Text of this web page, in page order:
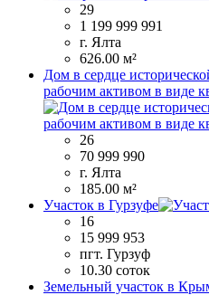
29
1 199 999 991
г. Ялта
626.00 м²
Дом в сердце
рабочим активом в виде
26
70 999 990
г. Ялта
185.00 м²
Участок в Гурзуфе
16
15 999 953
пгт. Гурзуф
10.30 соток
Земельный участок в